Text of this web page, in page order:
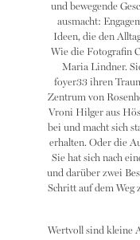
und bewegende
ausmacht:
Ideen, die den
Wie die Fotografin
Maria Lindner.
foyer33 ihren
Zentrum von
Vroni Hilger aus
bei und macht sich
erhalten. Oder die
Sie hat sich nach
und darüber zwei
Schritt auf dem Weg
Wertvoll sind kleine